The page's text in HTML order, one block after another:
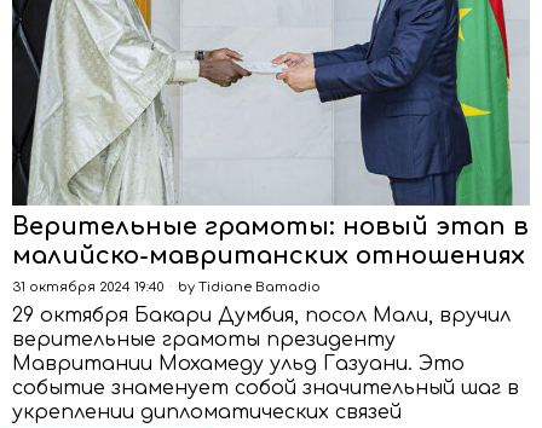
Верительные грамоты: новый этап в
малийско-мавританских отношениях
31 октября 2024 19:40 by Tidiane Bamadio
29 октября Бакари Думбия, посол Мали, вручил
верительные грамоты президенту
Мавритании Мохамеду ульд Газуани. Это
событие знаменует собой значительный шаг в
укреплении дипломатических связей